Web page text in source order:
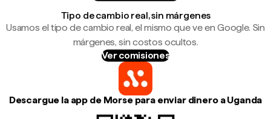
Tipo de cambio real, sin márgenes
Usamos el tipo de cambio real, el mismo que ve en Google. Sin
márgenes, sin costos ocultos.
Ver comisiones
Descargue la app de Morse para enviar dinero a Uganda